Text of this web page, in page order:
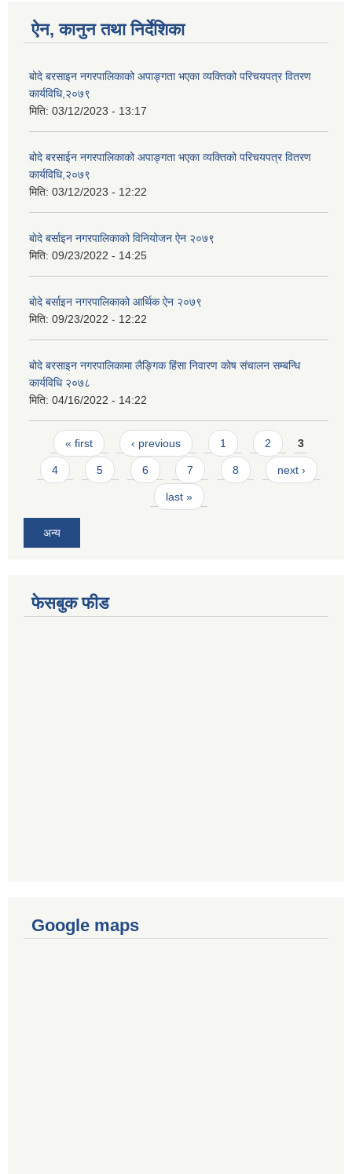
ऐन, कानुन तथा निर्देशिका
बोदे बरसाइन नगरपालिकाको अपाङ्गता भएका व्यक्तिको परिचयपत्र वितरण
कार्यविधि,२०७९
मिति: 03/12/2023 - 13:17
बोदे बरसाईन नगरपालिकाको अपाङ्गता भएका व्यक्तिको परिचयपत्र वितरण
कार्यविधि,२०७९
मिति: 03/12/2023 - 12:22
बाेदे बर्साइन नगरपालिकाको विनियोजन ऐन २०७९
मिति: 09/23/2022 - 14:25
बाेदे बर्साइन नगरपालिकाको आर्थिक ऐन २०७९
मिति: 09/23/2022 - 12:22
बोदे बरसाइन नगरपालिकामा लैङ्गिक हिंसा निवारण कोष संचालन सम्बन्धि
कार्यविधि २०७८
मिति: 04/16/2022 - 14:22
Pages
« first ‹ previous 1 2 3
4 5 6 7 8 next ›
last »
अन्य
फेसबुक फीड
Google maps